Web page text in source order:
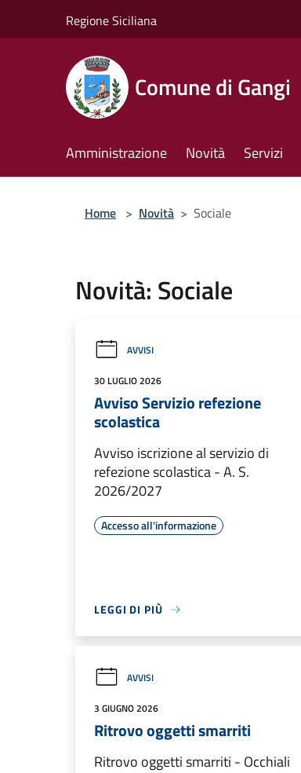
Regione Siciliana
Comune di Gangi
Amministrazione Novità Servizi
Home > Novità > Sociale
Novità: Sociale
AVVISI
30 LUGLIO 2026
Avviso Servizio refezione
scolastica
Avviso iscrizione al servizio di
refezione scolastica - A. S.
2026/2027
Accesso all'informazione
LEGGI DI PIÙ
AVVISI
3 GIUGNO 2026
Ritrovo oggetti smarriti
Ritrovo oggetti smarriti - Occhiali